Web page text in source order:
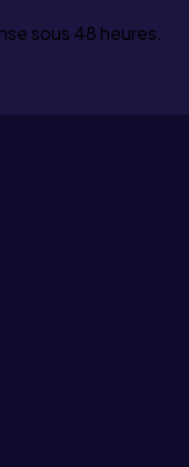
sous 48 heures.